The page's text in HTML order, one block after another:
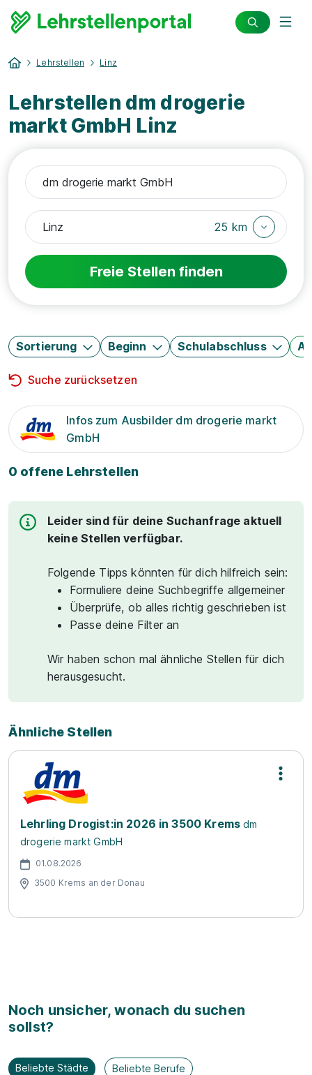
Lehrstellen Linz
Lehrstellen dm drogerie
markt GmbH Linz
25 km
Freie Stellen finden
Sortierung Beginn Schulabschluss
Suche zurücksetzen
Infos zum Ausbilder dm drogerie markt
GmbH
0 offene Lehrstellen
Leider sind für deine Suchanfrage aktuell
keine Stellen verfügbar.
Folgende Tipps könnten für dich hilfreich sein:
Formuliere deine Suchbegriffe allgemeiner
Überprüfe, ob alles richtig geschrieben ist
Passe deine Filter an
Wir haben schon mal ähnliche Stellen für dich
herausgesucht.
Ähnliche Stellen
Lehrling Drogist:in 2026 in 3500 Krems dm
drogerie markt GmbH
01.08.2026
3500 Krems an der Donau
Noch unsicher, wonach du suchen
sollst?
Beliebte Städte Beliebte Berufe